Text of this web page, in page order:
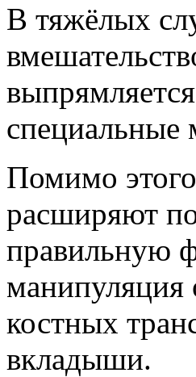
В тяжёлых
специальные
Помимо
расширяют
правильную
манипуляция
костных
вкладыши.